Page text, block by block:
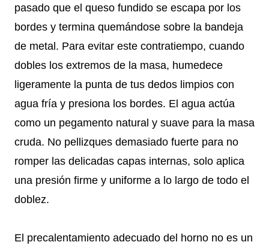
pasado que el queso fundido se escapa por los
bordes y termina quemándose sobre la bandeja
de metal. Para evitar este contratiempo, cuando
dobles los extremos de la masa, humedece
ligeramente la punta de tus dedos limpios con
agua fría y presiona los bordes. El agua actúa
como un pegamento natural y suave para la masa
cruda. No pellizques demasiado fuerte para no
romper las delicadas capas internas, solo aplica
una presión firme y uniforme a lo largo de todo el
doblez.
El precalentamiento adecuado del horno no es un